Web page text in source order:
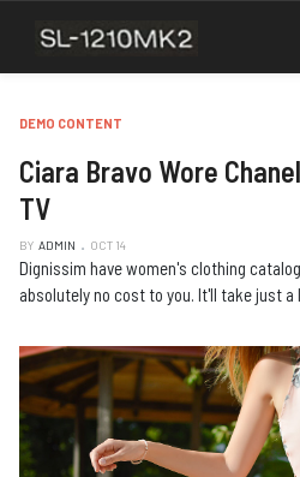
DEMO CONTENT
Ciara Bravo Wore
TV
BY ADMIN OCT 14
Dignissim have women's clothing
absolutely no cost to you. It'll take just